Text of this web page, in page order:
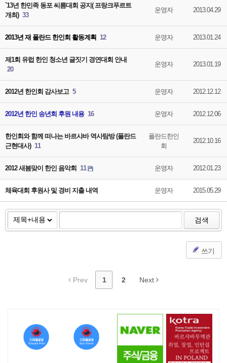
`13년 한민족 동포 씨름대회 공지( 프랑크푸르트
개최) 33
운영자 2013.04.29
2013년 재 폴란드 한인회 활동계획 12 운영자 2013.01.24
제1회 유럽 한인 청소년 글짓기 경연대회 안내
20
운영자 2013.01.19
2012년 한인회 감사보고 5 운영자 2012.12.12
2012년 한인 송년회 후원 내용 16 운영자 2012.12.06
한인회와 함께 떠나는 바르샤바 역사탐방 (폴란드
근현대사) 11
폴란드한인
회
2012.10.16
2012 새봄맞이 한인 음악회 11 운영자 2012.01.23
체육대회 후원사 및 경비 지출 내역 운영자 2015.05.29
검색
쓰기
Prev 1 2 Next